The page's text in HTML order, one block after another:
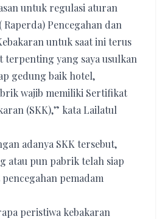
untuk regulasi aturan
Pencegahan dan
untuk saat ini terus
terpenting yang saya usulkan
gedung baik hotel,
wajib memiliki Sertifikat
(SKK),” kata Lailatul
adanya SKK tersebut,
atau pun pabrik telah siap
pemadam
peristiwa kebakaran